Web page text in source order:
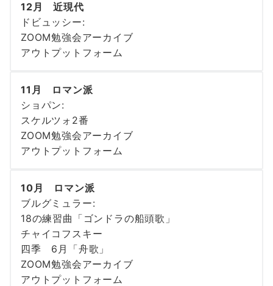
12月 近現代
ドビュッシー:
ZOOM勉強会アーカイブ
アウトプットフォーム
11月 ロマン派
ショパン:
スケルツォ2番
ZOOM勉強会アーカイブ
アウトプットフォーム
10月 ロマン派
ブルグミュラー:
18の練習曲「ゴンドラの船頭歌」
チャイコフスキー
四季 6月「舟歌」
ZOOM勉強会アーカイブ
アウトプットフォーム